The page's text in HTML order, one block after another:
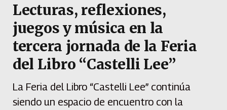
Lecturas, reflexiones,
juegos y música en la
tercera jornada de la Feria
del Libro “Castelli Lee”
La Feria del Libro “Castelli Lee” continúa
siendo un espacio de encuentro con la